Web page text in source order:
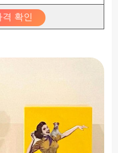
격 확인